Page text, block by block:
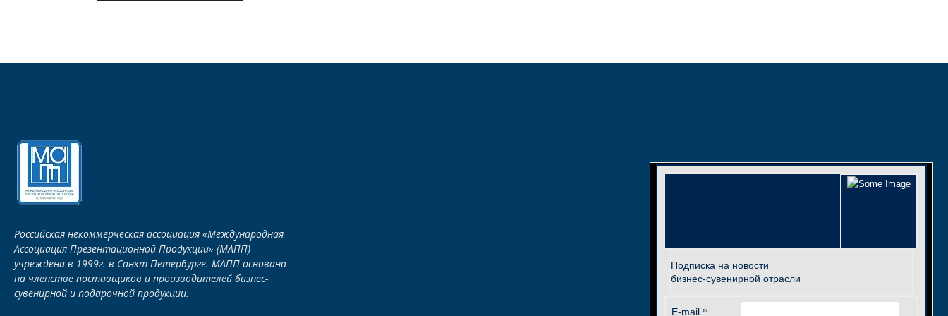
Российская некоммерческая ассоциация «Международная
Ассоциация Презентационной Продукции» (МАПП)
учреждена в 1999г. в Санкт-Петербурге. МАПП основана
на членстве поставщиков и производителей бизнес-
сувенирной и подарочной продукции.
Подписка на новости
бизнес-сувенирной отрасли
E-mail *